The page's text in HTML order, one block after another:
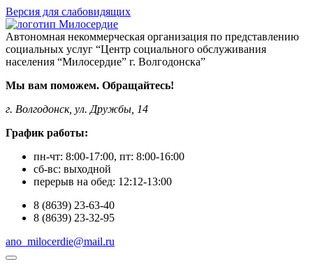
Версия для слабовидящих
Автономная некоммерческая организация по представлению
социальных услуг “Центр социального обслуживания
населения “Милосердие” г. Волгодонска”
Мы вам поможем. Обращайтесь!
г. Волгодонск, ул. Дружбы, 14
График работы:
пн-чт: 8:00-17:00, пт: 8:00-16:00
сб-вс: выходной
перерыв на обед: 12:12-13:00
8 (8639) 23-63-40
8 (8639) 23-32-95
ano_milocerdie@mail.ru